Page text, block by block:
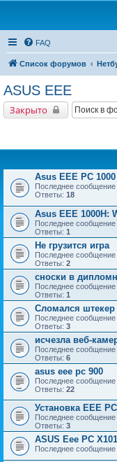
FAQ
Список форумов
ASUS EEE
Закрыто
Asus EEE PC
Последнее сообщение
Ответы: 18
Asus EEE 1000H:
Последнее сообщение
Ответы: 1
Не грузится игра
Последнее сообщение
Ответы: 2
сноски в
Последнее сообщение
Ответы: 1
Сломался штекер
Последнее сообщение
Ответы: 3
исчезла веб-
Последнее сообщение
Ответы: 6
asus eee pc 900
Последнее сообщение
Ответы: 22
Установка EEE
Последнее сообщение
Ответы: 3
ASUS Eee PC
Последнее сообщение